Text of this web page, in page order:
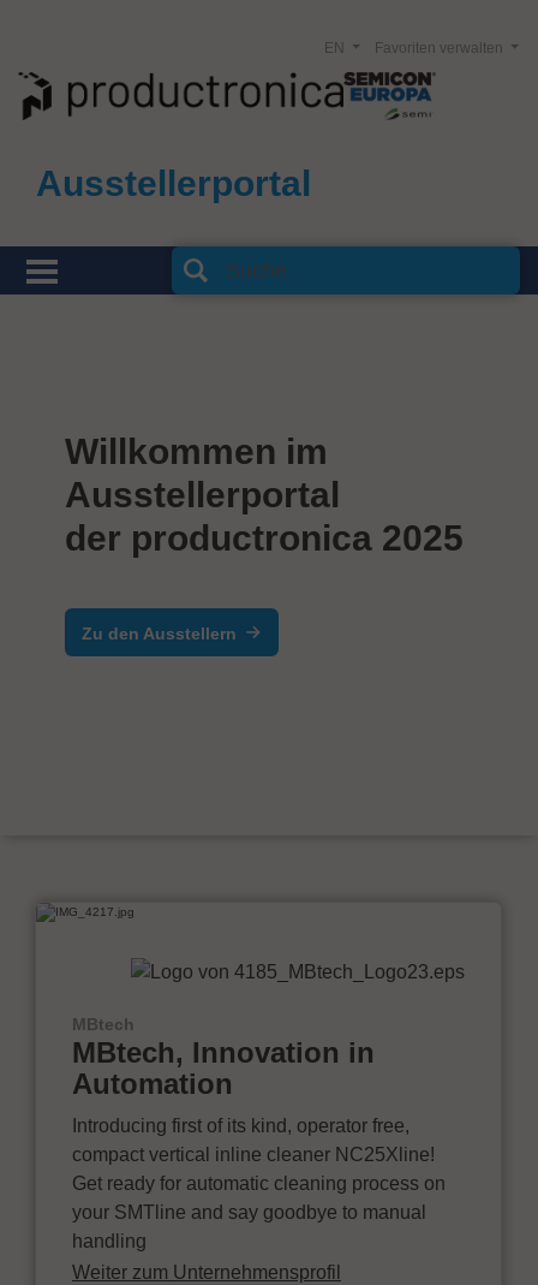
Ausstellerportal
Favoriten verwalten
EN
Willkommen im
Ausstellerportal
der productronica 2025
Zu den Ausstellern
MBtech
MBtech, Innovation in
Automation
Introducing first of its kind, operator free,
compact vertical inline cleaner NC25Xline!
Get ready for automatic cleaning process on
your SMTline and say goodbye to manual
handling
Weiter zum Unternehmensprofil